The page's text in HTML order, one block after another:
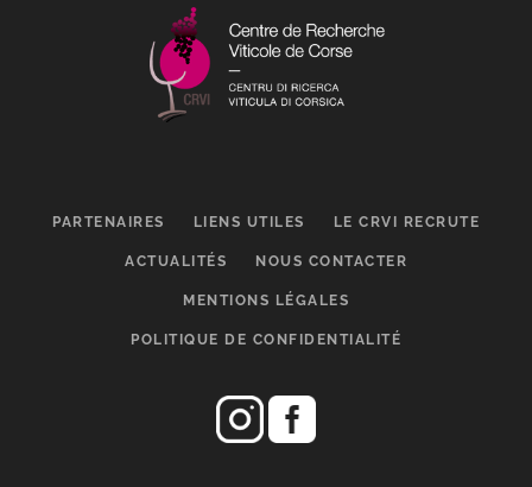
PARTENAIRES LIENS UTILES LE CRVI RECRUTE
ACTUALITÉS NOUS CONTACTER
MENTIONS LÉGALES
POLITIQUE DE CONFIDENTIALITÉ